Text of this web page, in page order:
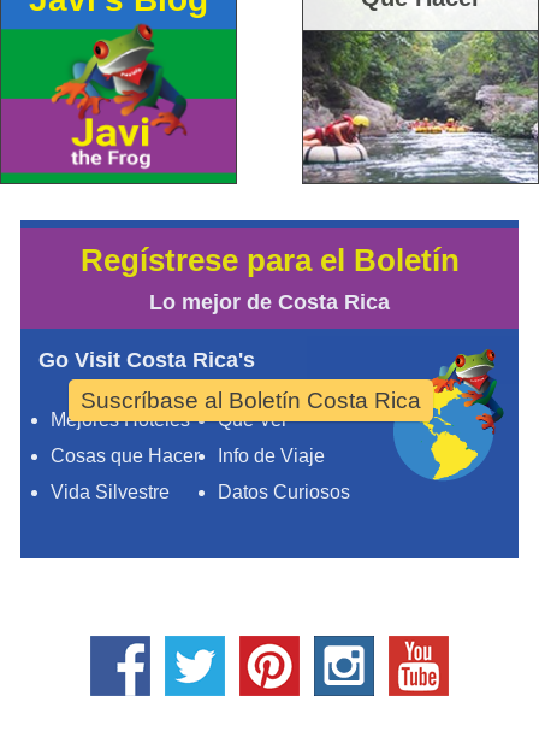
Regístrese para el Boletín
Lo mejor de Costa Rica
Go Visit Costa Rica's
Mejores Hoteles
Qué Ver
Cosas que Hacer
Info de Viaje
Vida Silvestre
Datos Curiosos
Suscríbase al Boletín Costa Rica